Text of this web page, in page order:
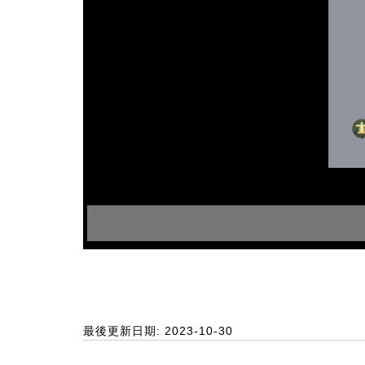
最後更新日期: 2023-10-30